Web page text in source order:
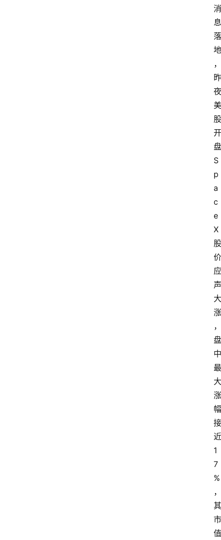
消
息
落
地
，
昨
夜
美
股
开
盘
S
p
a
c
e
X
股
价
应
声
大
涨
，
盘
中
最
大
涨
幅
接
近
1
7
%
，
其
市
值